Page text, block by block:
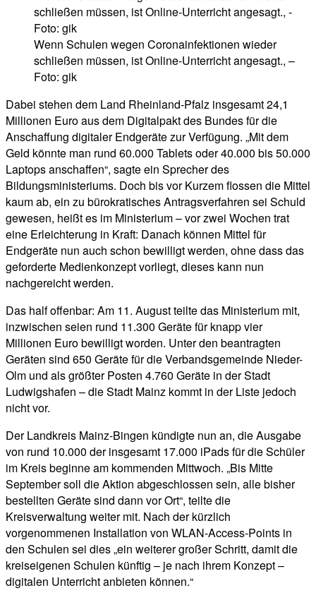
Wenn Schulen wegen Coronainfektionen wieder
schließen müssen, ist Online-Unterricht angesagt., –
Foto: gik
Dabei stehen dem Land Rheinland-Pfalz insgesamt 24,1
Millionen Euro aus dem Digitalpakt des Bundes für die
Anschaffung digitaler Endgeräte zur Verfügung. „Mit dem
Geld könnte man rund 60.000 Tablets oder 40.000 bis 50.000
Laptops anschaffen“, sagte ein Sprecher des
Bildungsministeriums. Doch bis vor Kurzem flossen die Mittel
kaum ab, ein zu bürokratisches Antragsverfahren sei Schuld
gewesen, heißt es im Ministerium – vor zwei Wochen trat
eine Erleichterung in Kraft: Danach können Mittel für
Endgeräte nun auch schon bewilligt werden, ohne dass das
geforderte Medienkonzept vorliegt, dieses kann nun
nachgereicht werden.
Das half offenbar: Am 11. August teilte das Ministerium mit,
inzwischen seien rund 11.300 Geräte für knapp vier
Millionen Euro bewilligt worden. Unter den beantragten
Geräten sind 650 Geräte für die Verbandsgemeinde Nieder-
Olm und als größter Posten 4.760 Geräte in der Stadt
Ludwigshafen – die Stadt Mainz kommt in der Liste jedoch
nicht vor.
Der Landkreis Mainz-Bingen kündigte nun an, die Ausgabe
von rund 10.000 der insgesamt 17.000 iPads für die Schüler
im Kreis beginne am kommenden Mittwoch. „Bis Mitte
September soll die Aktion abgeschlossen sein, alle bisher
bestellten Geräte sind dann vor Ort“, teilte die
Kreisverwaltung weiter mit. Nach der kürzlich
vorgenommenen Installation von WLAN-Access-Points in
den Schulen sei dies „ein weiterer großer Schritt, damit die
kreiseigenen Schulen künftig – je nach ihrem Konzept –
digitalen Unterricht anbieten können.“